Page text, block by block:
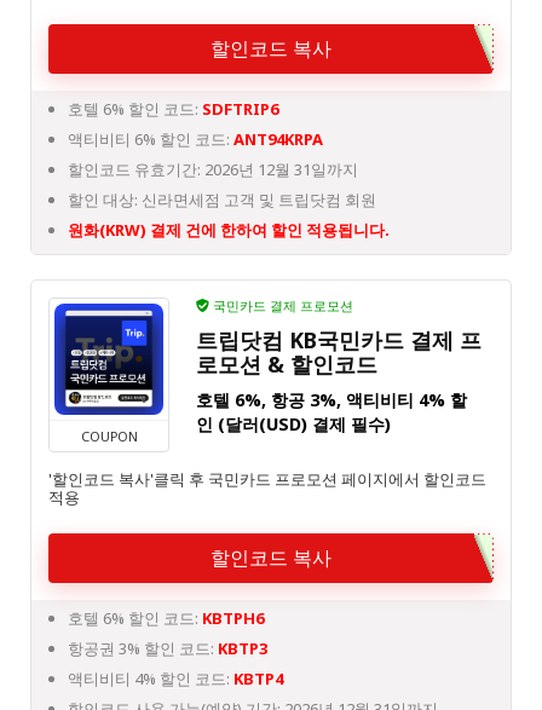
할인코드 복사
호텔 6% 할인 코드: SDFTRIP6
액티비티 6% 할인 코드: ANT94KRPA
할인코드 유효기간: 2026년 12월 31일까지
할인 대상: 신라면세점 고객 및 트립닷컴 회원
원화(KRW) 결제 건에 한하여 할인 적용됩니다.
COUPON
국민카드 결제 프로모션
트립닷컴 KB국민카드 결제 프
로모션 & 할인코드
호텔 6%, 항공 3%, 액티비티 4% 할
인 (달러(USD) 결제 필수)
'할인코드 복사'클릭 후 국민카드 프로모션 페이지에서 할인코드
적용
할인코드 복사
호텔 6% 할인 코드: KBTPH6
항공권 3% 할인 코드: KBTP3
액티비티 4% 할인 코드: KBTP4